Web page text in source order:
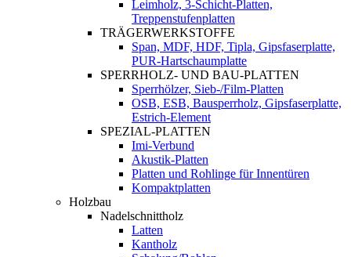
Leimholz, 3-Schicht-Platten,
Treppenstufenplatten
TRÄGERWERKSTOFFE
Span, MDF, HDF, Tipla, Gipsfaserplatte,
PUR-Hartschaumplatte
SPERRHOLZ- UND BAU-PLATTEN
Sperrhölzer, Sieb-/Film-Platten
OSB, ESB, Bausperrholz, Gipsfaserplatte,
Estrich-Element
SPEZIAL-PLATTEN
Imi-Verbund
Akustik-Platten
Platten und Rohlinge für Innentüren
Kompaktplatten
Holzbau
Nadelschnittholz
Latten
Kantholz